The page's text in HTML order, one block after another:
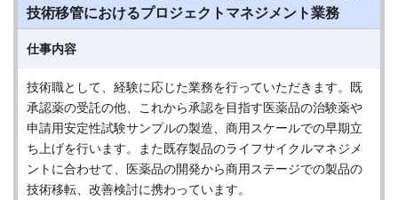
技術移管におけるプロジェクトマネジメント業務
仕事内容
技術職として、経験に応じた業務を行っていただきます。既
承認薬の受託の他、これから承認を目指す医薬品の治験薬や
申請用安定性試験サンプルの製造、商用スケールでの早期立
ち上げを行います。また既存製品のライフサイクルマネジメ
ントに合わせて、医薬品の開発から商用ステージでの製品の
技術移転、改善検討に携わっています。